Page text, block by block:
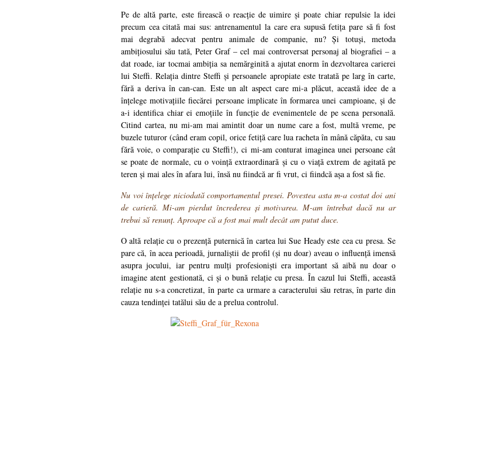
Pe de altă parte, este firească o reacție de uimire și poate chiar repulsie la idei
precum cea citată mai sus: antrenamentul la care era supusă fetița pare să fi fost
mai degrabă adecvat pentru animale de companie, nu? Și totuși, metoda
ambițiosului său tată, Peter Graf – cel mai controversat personaj al biografiei – a
dat roade, iar tocmai ambiția sa nemărginită a ajutat enorm în dezvoltarea carierei
lui Steffi. Relația dintre Steffi și persoanele apropiate este tratată pe larg în carte,
fără a deriva în can-can. Este un alt aspect care mi-a plăcut, această idee de a
înțelege motivațiile fiecărei persoane implicate în formarea unei campioane, și de
a-i identifica chiar ei emoțiile în funcție de evenimentele de pe scena personală.
Citind cartea, nu mi-am mai amintit doar un nume care a fost, multă vreme, pe
buzele tuturor (când eram copil, orice fetiță care lua racheta în mână căpăta, cu sau
fără voie, o comparație cu Steffi!), ci mi-am conturat imaginea unei persoane cât
se poate de normale, cu o voință extraordinară și cu o viață extrem de agitată pe
teren și mai ales în afara lui, însă nu fiindcă ar fi vrut, ci fiindcă așa a fost să fie.
Nu voi înțelege niciodată comportamentul presei. Povestea asta m-a costat doi ani
de carieră. Mi-am pierdut încrederea și motivarea. M-am întrebat dacă nu ar
trebui să renunț. Aproape că a fost mai mult decât am putut duce.
O altă relație cu o prezență puternică în cartea lui Sue Heady este cea cu presa. Se
pare că, în acea perioadă, jurnaliștii de profil (și nu doar) aveau o influență imensă
asupra jocului, iar pentru mulți profesioniști era important să aibă nu doar o
imagine atent gestionată, ci și o bună relație cu presa. În cazul lui Steffi, această
relație nu s-a concretizat, în parte ca urmare a caracterului său retras, în parte din
cauza tendinței tatălui său de a prelua controlul.